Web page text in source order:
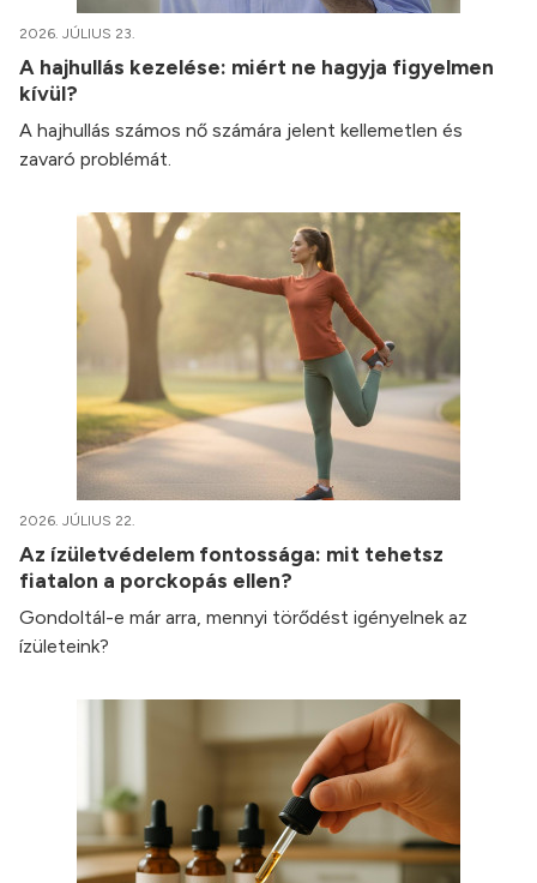
2026. JÚLIUS 23.
A hajhullás kezelése: miért ne hagyja figyelmen
kívül?
A hajhullás számos nő számára jelent kellemetlen és
zavaró problémát.
2026. JÚLIUS 22.
Az ízületvédelem fontossága: mit tehetsz
fiatalon a porckopás ellen?
Gondoltál-e már arra, mennyi törődést igényelnek az
ízületeink?